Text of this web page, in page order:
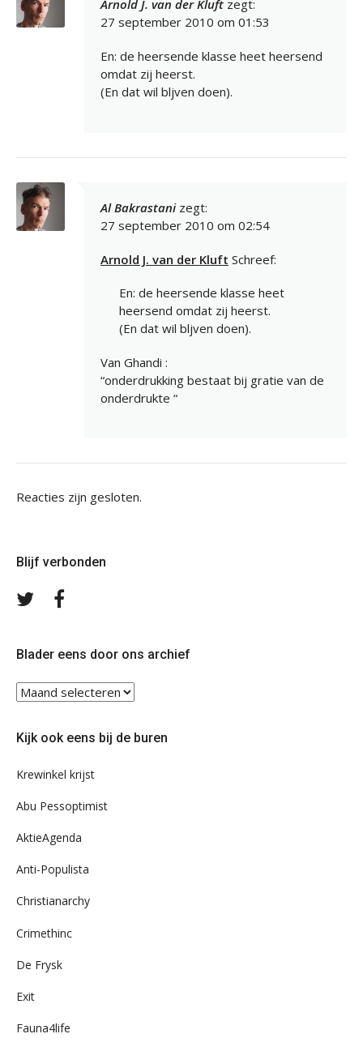
Arnold J. van der Kluft zegt:
27 september 2010 om 01:53
En: de heersende klasse heet heersend
omdat zij heerst.
(En dat wil bljven doen).
Al Bakrastani zegt:
27 september 2010 om 02:54
Arnold J. van der Kluft Schreef:
En: de heersende klasse heet
heersend omdat zij heerst.
(En dat wil bljven doen).
Van Ghandi :
“onderdrukking bestaat bij gratie van de
onderdrukte “
Reacties zijn gesloten.
Blijf verbonden
Volg
Blader eens door ons archief
Blader
eens
ons
Kijk ook eens bij de buren
Krewinkel krijst
Abu Pessoptimist
AktieAgenda
Anti-Populista
Christianarchy
Crimethinc
De Frysk
Exit
Fauna4life